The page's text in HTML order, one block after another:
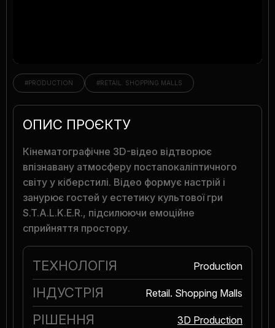
#PRODUCTION #RETAIL. SHOPPING MALLS
ОПИС ПРОЄКТУ
Кінематографічне 3D-відео відтворює
впізнавану атмосферу постапокаліптичного
світу у кіберстилі. Відео формує настрій і
занурює гостей у естетику культової гри
S.T.A.L.K.E.R., підсилюючи емоційне
сприйняття простору.
ТЕХНОЛОГІЯ Production
ІНДУСТРІЯ Retail. Shopping Malls
РІШЕННЯ 3D Production